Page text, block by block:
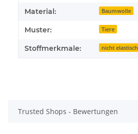
Material: Baumwolle
Muster: Tiere
Stoffmerkmale: nicht elastisch
Trusted Shops - Bewertungen